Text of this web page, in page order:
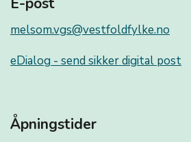
melsom.vgs@vestfoldfylke.no
eDialog - send sikker digital post
Åpningstider